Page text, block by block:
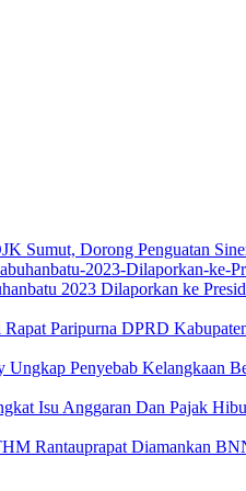
Sumut, Dorong Penguatan
2023 Dilaporkan ke
Paripurna DPRD
Penyebab Kelangkaan
Isu Anggaran Dan Pajak
Rantauprapat Diamankan